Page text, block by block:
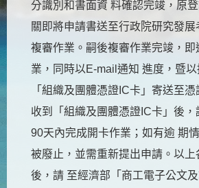
分識別和書面資 料確認完竣，原
關即將申請書送至行政院研究發
複審作業。嗣後複審作業完竣，
業，同時以E-mail通知 進度，暨
「組織及團體憑證IC卡」寄送至
收到「組織及團體憑證IC卡」後，
90天內完成開卡作業；如有逾 期
被廢止，並需重新提出申請。以
後，請 至經濟部「 商工電子公文